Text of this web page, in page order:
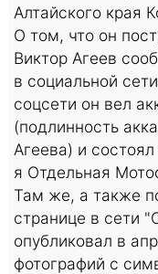
Алтайского края
О том, что он
Виктор Агеев
в социальной
соцсети он вел
(подлинность
Агеева) и
я Отдельная
Там же, а также
странице в сети
опубликовал в
фотографий с